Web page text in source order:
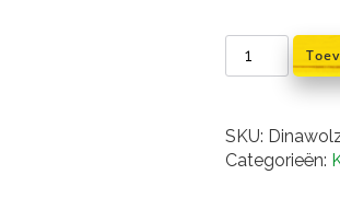
sloffen
zwart
100%
wol
SKU:
Categorieën: